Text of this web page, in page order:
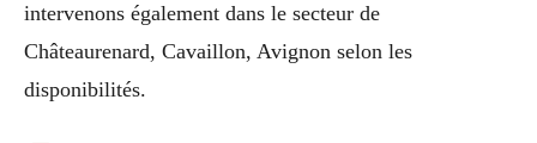
intervenons également dans le secteur de
Châteaurenard, Cavaillon, Avignon selon les
disponibilités.